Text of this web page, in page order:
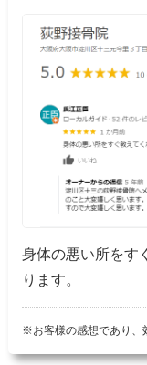
身体の悪い所をす
ります。
※お客様の感想であり、